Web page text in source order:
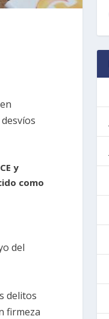
y
como
del
delitos
firmeza